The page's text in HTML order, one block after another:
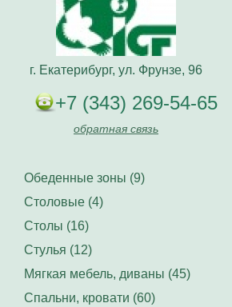
г. Екатерибург, ул. Фрунзе, 96
+7 (343) 269-54-65
обратная связь
Обеденные зоны (9)
Столовые (4)
Столы (16)
Стулья (12)
Мягкая мебель, диваны (45)
Спальни, кровати (60)